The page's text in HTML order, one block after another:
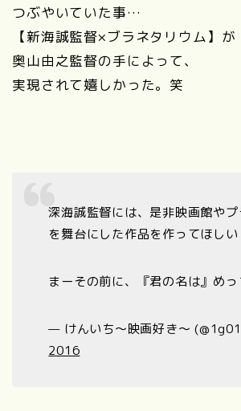
つぶやいていた事…
【新海誠監督×ブラネタリウム】が
奥⼭由之監督の手によって、
実現されて嬉しかった。笑
深海誠監督には、是非映画館や
を舞台にした作品を作ってほしい
まーその前に、『君の名は』め
— けんいち〜映画好き〜
2016